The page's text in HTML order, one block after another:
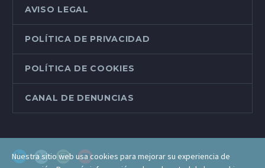
AVISO LEGAL
POLÍTICA DE PRIVACIDAD
POLÍTICA DE COOKIES
CANAL DE DENUNCIAS
Nuestra sitio web usa cookies para mejorar su experiencia de